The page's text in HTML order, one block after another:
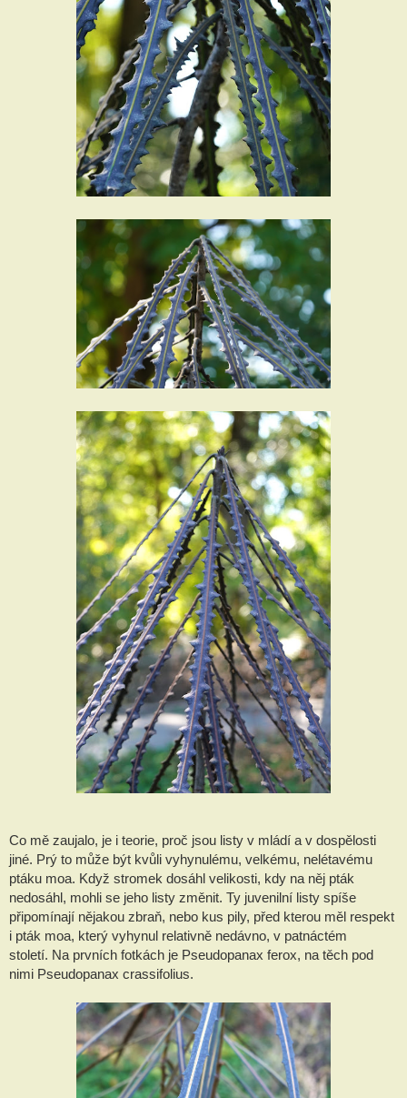
Co mě zaujalo, je i teorie, proč jsou listy v mládí a v dospělosti
jiné. Prý to může být kvůli vyhynulému, velkému, nelétavému
ptáku moa. Když stromek dosáhl velikosti, kdy na něj pták
nedosáhl, mohli se jeho listy změnit. Ty juvenilní listy spíše
připomínají nějakou zbraň, nebo kus pily, před kterou měl respekt
i pták moa, který vyhynul relativně nedávno, v patnáctém
století. Na prvních fotkách je Pseudopanax ferox, na těch pod
nimi Pseudopanax crassifolius.